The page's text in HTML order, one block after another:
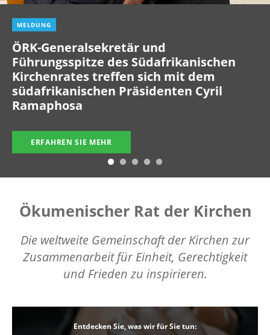
MELDUNG
ÖRK-Generalsekretär und
Führungsspitze des Südafrikanischen
Kirchenrates treffen sich mit dem
südafrikanischen Präsidenten Cyril
Ramaphosa
ERFAHREN SIE MEHR
Ökumenischer Rat der Kirchen
Die weltweite Gemeinschaft der Kirchen zur
Zusammenarbeit für Einheit, Gerechtigkeit
und Frieden zu inspirieren.
Entdecken Sie, was wir für Sie tun: